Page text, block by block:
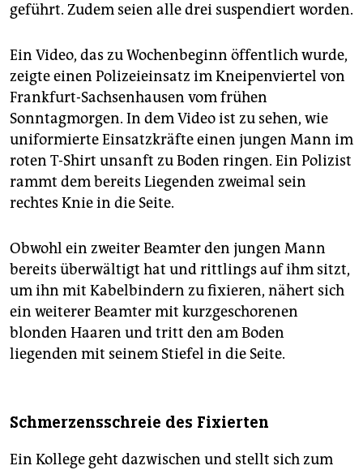
geführt. Zudem seien alle drei suspendiert worden.
Ein Video, das zu Wochenbeginn öffentlich wurde,
zeigte einen Polizeieinsatz im Kneipenviertel von
Frankfurt-Sachsenhausen vom frühen
Sonntagmorgen. In dem Video ist zu sehen, wie
uniformierte Einsatzkräfte einen jungen Mann im
roten T-Shirt unsanft zu Boden ringen. Ein Polizist
rammt dem bereits Liegenden zweimal sein
rechtes Knie in die Seite.
Obwohl ein zweiter Beamter den jungen Mann
bereits überwältigt hat und rittlings auf ihm sitzt,
um ihn mit Kabelbindern zu fixieren, nähert sich
ein weiterer Beamter mit kurzgeschorenen
blonden Haaren und tritt den am Boden
liegenden mit seinem Stiefel in die Seite.
Schmerzensschreie des Fixierten
Ein Kollege geht dazwischen und stellt sich zum